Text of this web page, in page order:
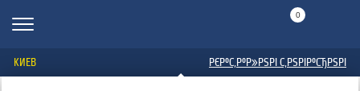
0
КИЕВ РЄР°С‚Р°Р»РЅРІ С‚РЅРІР°СЂРЅРІ